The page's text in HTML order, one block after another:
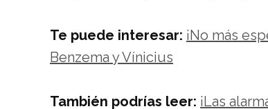
Te puede interesar: ¡No más
Benzema y Vínicius
También podrías leer: ¡Las